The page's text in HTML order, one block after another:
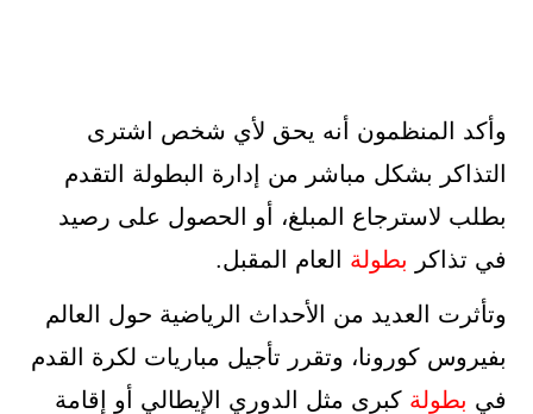
وأكد المنظمون أنه يحق لأي شخص اشترى
التذاكر بشكل مباشر من إدارة البطولة التقدم
بطلب لاسترجاع المبلغ، أو الحصول على رصيد
في تذاكر بطولة العام المقبل.
وتأثرت العديد من الأحداث الرياضية حول العالم
بفيروس كورونا، وتقرر تأجيل مباريات لكرة القدم
في بطولة كبرى مثل الدوري الإيطالي أو إقامة